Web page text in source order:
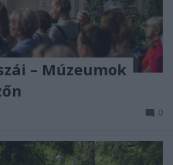
– Múzeumok
0